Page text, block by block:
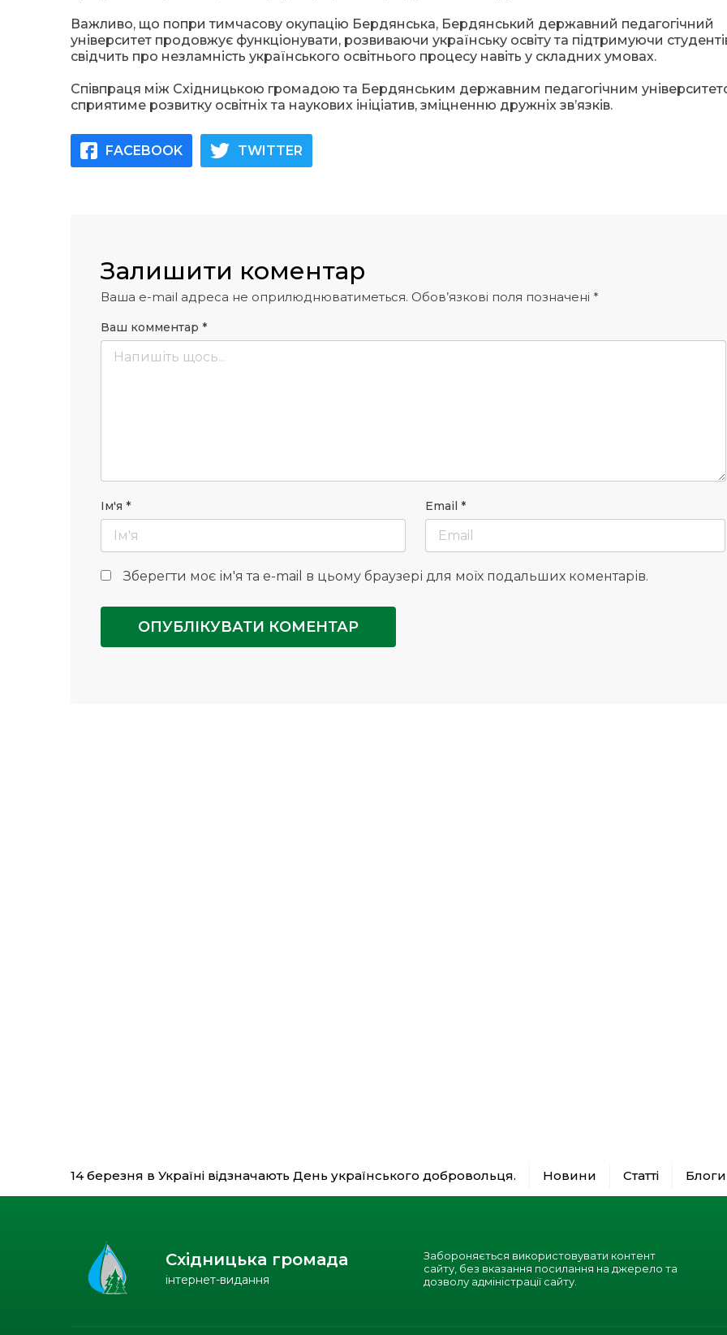
Важливо, що попри тимчасову окупацію Бердянська, Бердянський державний педагогічний
університет продовжує функціонувати, розвиваючи українську освіту та підтримуючи
свідчить про незламність українського освітнього процесу навіть у складних умовах.
Співпраця між Східницькою громадою та Бердянським державним педагогічним
сприятиме розвитку освітніх та наукових ініціатив, зміцненню дружніх зв’язків.
FACEBOOK TWITTER
Залишити коментар
Ваша e-mail адреса не оприлюднюватиметься. Обов’язкові поля позначені *
Ваш комментар *
Ім'я * Email *
Зберегти моє ім'я та e-mail в цьому браузері для моїх подальших коментарів.
14 березня в Україні відзначають День українського добровольця. Новини Статті Блоги
Східницька громада
інтернет-видання
Забороняється використовувати контент
сайту, без вказання посилання на джерело та
дозволу адміністрації сайту.